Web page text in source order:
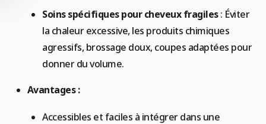
Soins spécifiques pour cheveux fragiles: Éviter
la chaleur excessive, les produits chimiques
agressifs, brossage doux, coupes adaptées pour
donner du volume.
Avantages :
Accessibles et faciles à intégrer dans une